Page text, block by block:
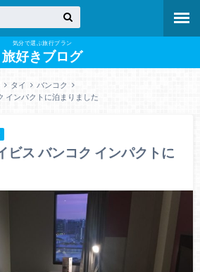
気分で選ぶ旅行プラン
旅好きブログ
タイ
バンコク
インパクトに泊まりました
ビス バンコク インパクトに